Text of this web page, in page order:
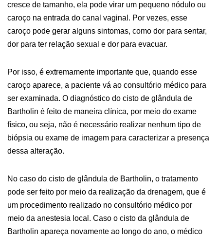
cresce de tamanho, ela pode virar um pequeno nódulo ou
caroço na entrada do canal vaginal. Por vezes, esse
caroço pode gerar alguns sintomas, como dor para sentar,
dor para ter relação sexual e dor para evacuar.
Por isso, é extremamente importante que, quando esse
caroço aparece, a paciente vá ao consultório médico para
ser examinada. O diagnóstico do cisto de glândula de
Bartholin é feito de maneira clínica, por meio do exame
físico, ou seja, não é necessário realizar nenhum tipo de
biópsia ou exame de imagem para caracterizar a presença
dessa alteração.
No caso do cisto de glândula de Bartholin, o tratamento
pode ser feito por meio da realização da drenagem, que é
um procedimento realizado no consultório médico por
meio da anestesia local. Caso o cisto da glândula de
Bartholin apareça novamente ao longo do ano, o médico